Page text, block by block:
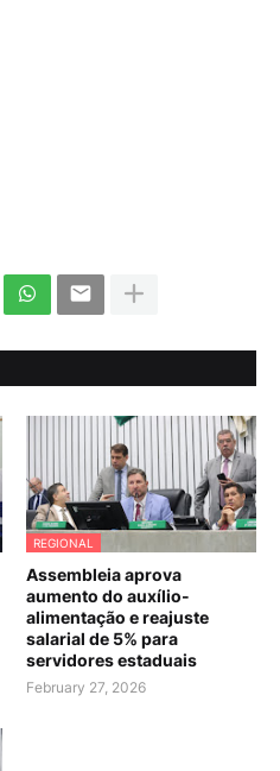
REGIONAL
Assembleia aprova
aumento do auxílio-
alimentação e reajuste
salarial de 5% para
servidores estaduais
February 27, 2026